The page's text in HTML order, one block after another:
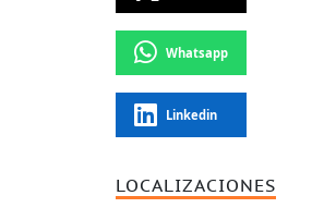
Whatsapp
Linkedin
LOCALIZACIONES